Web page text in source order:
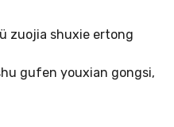
zuojia shuxie ertong
gufen youxian gongsi,